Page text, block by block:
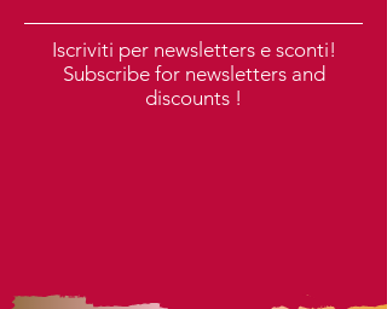
Iscriviti per newsletters e sconti!
Subscribe for newsletters and
discounts !